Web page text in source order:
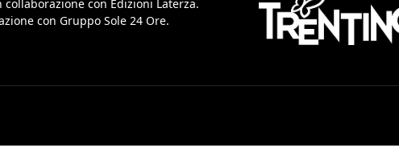
con Edizioni Laterza.
con Gruppo Sole 24 Ore.